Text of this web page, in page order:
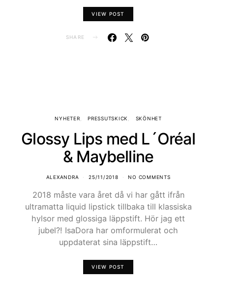
VIEW POST
SHARE
NYHETER PRESSUTSKICK SKÖNHET
Glossy Lips med L´Oréal
& Maybelline
ALEXANDRA 25/11/2018 NO COMMENTS
2018 måste vara året då vi har gått ifrån
ultramatta liquid lipstick tillbaka till klassiska
hylsor med glossiga läppstift. Hör jag ett
jubel?! IsaDora har omformulerat och
uppdaterat sina läppstift…
VIEW POST